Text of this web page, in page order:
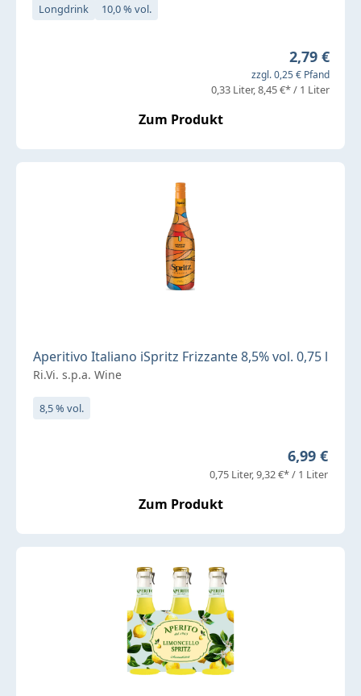
Longdrink 10,0 % vol.
Regulärer
2,79 €
zzgl. 0,25 € Pfand
0,33 Liter 8,45 €* / 1 Liter
Zum Produkt
Aperitivo Italiano iSpritz Frizzante 8,5% vol. 0,75 l
Ri.Vi. s.p.a. Wine
8,5 % vol.
Regulärer
6,99 €
0,75 Liter 9,32 €* / 1 Liter
Zum Produkt